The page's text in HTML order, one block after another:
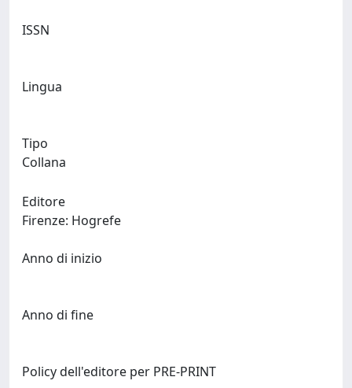
ISSN
Lingua
Tipo
Collana
Editore
Anno di inizio
Anno di fine
Policy dell'editore per PRE-PRINT